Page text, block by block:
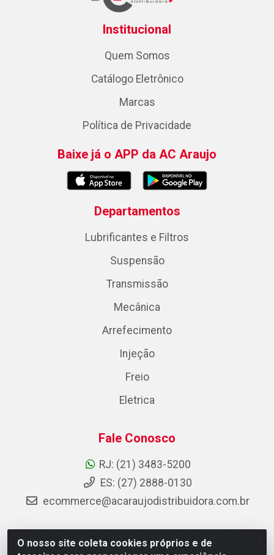
O nosso site coleta cookies próprios e de
Institucional
Quem Somos
Catálogo Eletrônico
Marcas
Política de Privacidade
Baixe já o APP da AC Araujo
Departamentos
Lubrificantes e Filtros
Suspensão
Transmissão
Mecânica
Arrefecimento
Injeção
Freio
Eletrica
Fale Conosco
RJ: (21) 3483-5200
ES: (27) 2888-0130
ecommerce@acaraujodistribuidora.com.br
AC Araujo Distribuidora - Rua Carneiro de Campos, 42 -